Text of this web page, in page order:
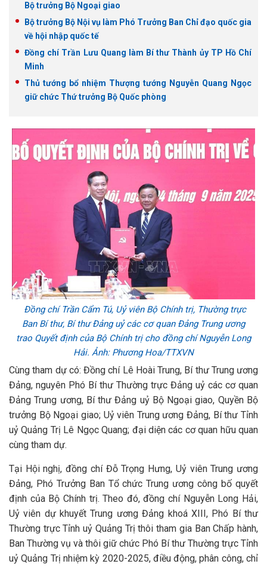
Bộ trưởng Bộ Ngoại giao
Bộ trưởng Bộ Nội vụ làm Phó Trưởng Ban Chỉ đạo quốc gia
về hội nhập quốc tế
Đồng chí Trần Lưu Quang làm Bí thư Thành ủy TP Hồ Chí
Minh
Thủ tướng bổ nhiệm Thượng tướng Nguyễn Quang Ngọc
giữ chức Thứ trưởng Bộ Quốc phòng
Đồng chí Trần Cẩm Tú, Uỷ viên Bộ Chính trị, Thường trực
Ban Bí thư, Bí thư Đảng uỷ các cơ quan Đảng Trung ương
trao Quyết định của Bộ Chính trị cho đồng chí Nguyễn Long
Hải. Ảnh: Phương Hoa/TTXVN
Cùng tham dự có: Đồng chí Lê Hoài Trung, Bí thư Trung ương
Đảng, nguyên Phó Bí thư Thường trực Đảng uỷ các cơ quan
Đảng Trung ương, Bí thư Đảng uỷ Bộ Ngoại giao, Quyền Bộ
trưởng Bộ Ngoại giao; Uỷ viên Trung ương Đảng, Bí thư Tỉnh
uỷ Quảng Trị Lê Ngọc Quang; đại diện các cơ quan hữu quan
cùng tham dự.
Tại Hội nghị, đồng chí Đỗ Trọng Hưng, Uỷ viên Trung ương
Đảng, Phó Trưởng Ban Tổ chức Trung ương công bố quyết
định của Bộ Chính trị. Theo đó, đồng chí Nguyễn Long Hải,
Uỷ viên dự khuyết Trung ương Đảng khoá XIII, Phó Bí thư
Thường trực Tỉnh uỷ Quảng Trị thôi tham gia Ban Chấp hành,
Ban Thường vụ và thôi giữ chức Phó Bí thư Thường trực Tỉnh
uỷ Quảng Trị nhiệm kỳ 2020-2025, điều động, phân công, chỉ